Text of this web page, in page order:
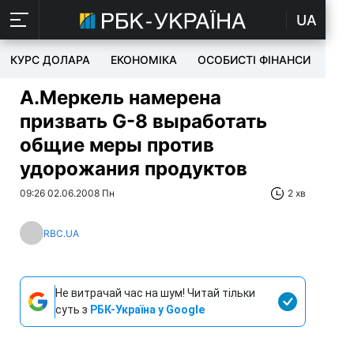
UA
КУРС ДОЛАРА ЕКОНОМІКА ОСОБИСТІ ФІНАНСИ
А.Меркель намерена
призвать G-8 выработать
общие меры против
удорожания продуктов
09:26 02.06.2008 Пн 2 хв
RBC.UA
Не витрачай час на шум! Читай тільки
суть з РБК-Україна у Google